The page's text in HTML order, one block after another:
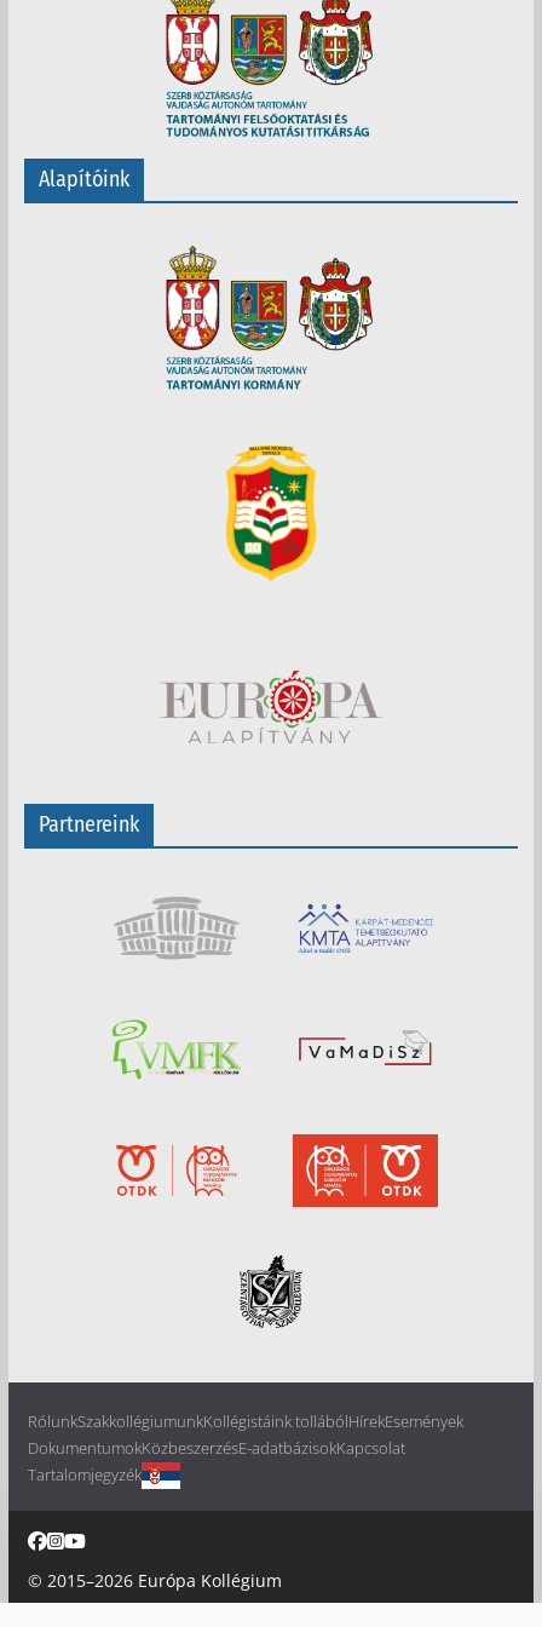
Alapítóink
Partnereink
RólunkSzakkollégiumunkKollégistáink tollábólHírekEsemények
DokumentumokKözbeszerzésE-adatbázisokKapcsolat
Tartalomjegyzék
© 2015–2026 Európa Kollégium